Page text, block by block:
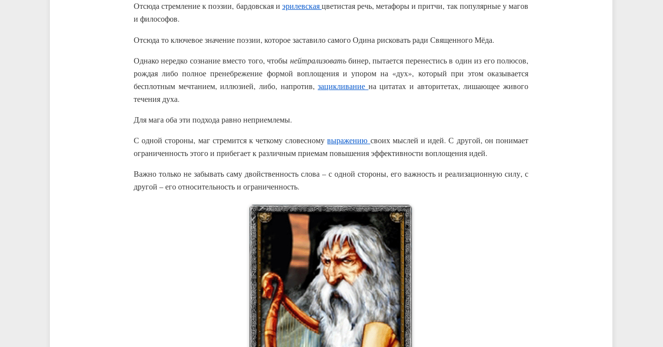
Отсюда стремление к поэзии, бардовская и эрилевскаяцветистая речь, метафоры и притчи, так популярные у магов
и философов.
Отсюда то ключевое значение поэзии, которое заставило самого Одина рисковать ради Священного Мёда.
Однако нередко сознание вместо того, чтобы нейтрализоватьбинер, пытается перенестись в один из его полюсов,
рождая либо полное пренебрежение формой воплощения и упором на «дух», который при этом оказывается
бесплотным мечтанием, иллюзией, либо, напротив,зацикливание на цитатах и авторитетах, лишающее живого
течения духа.
Для мага оба эти подхода равно неприемлемы.
С одной стороны, маг стремится к четкому словесномувыражению своих мыслей и идей. С другой, он понимает
ограниченность этого и прибегает к различным приемам повышения эффективности воплощения идей.
Важно только не забывать саму двойственность слова – с одной стороны, его важность и реализационную силу, с
другой – его относительность и ограниченность.